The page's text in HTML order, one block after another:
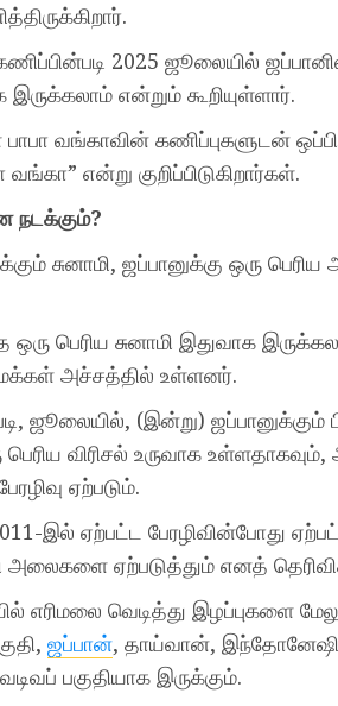
2025 ஜூலையில்
இருக்கலாம் என்றும் கூறியுள்ளார்.
வங்காவின் கணிப்புகளுடன்
என்று குறிப்பிடுகிறார்கள்.
நடக்கும்?
சுனாமி, ஜப்பானுக்கு ஒரு
ஒரு பெரிய சுனாமி இதுவாக
அச்சத்தில் உள்ளனர்.
ஜூலையில், (இன்று) ஜப்பானுக்கும்
பெரிய விரிசல் உருவாக
ஏற்படும்.
இல் ஏற்பட்ட பேரழிவின்போது
அலைகளை ஏற்படுத்தும் எனத்
எரிமலை வெடித்து இழப்புகளை
ஜப்பான், தாய்வான்,
பகுதியாக இருக்கும்.